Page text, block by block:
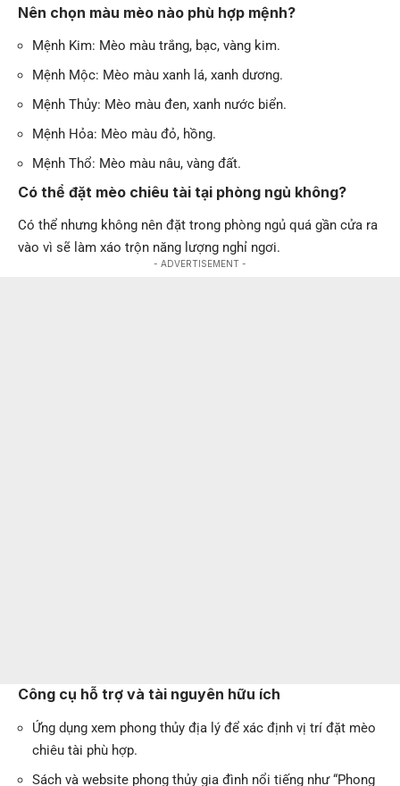
Nên chọn màu mèo nào phù hợp mệnh?
Mệnh Kim: Mèo màu trắng, bạc, vàng kim.
Mệnh Mộc: Mèo màu xanh lá, xanh dương.
Mệnh Thủy: Mèo màu đen, xanh nước biển.
Mệnh Hỏa: Mèo màu đỏ, hồng.
Mệnh Thổ: Mèo màu nâu, vàng đất.
Có thể đặt mèo chiêu tài tại phòng ngủ không?
Có thể nhưng không nên đặt trong phòng ngủ quá gần cửa ra
vào vì sẽ làm xáo trộn năng lượng nghỉ ngơi.
- ADVERTISEMENT -
Công cụ hỗ trợ và tài nguyên hữu ích
Ứng dụng xem phong thủy địa lý để xác định vị trí đặt mèo
chiêu tài phù hợp.
Sách và website phong thủy gia đình nổi tiếng như “Phong